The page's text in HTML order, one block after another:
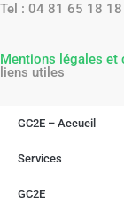
Tel : 04 81 65 18
Mentions légales et
liens utiles
GC2E – Accueil
Services
GC2E